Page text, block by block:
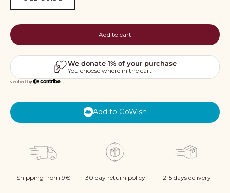
Add to cart
Add to GoWish
Shipping from 9€ 30 day return policy 2-5 days delivery